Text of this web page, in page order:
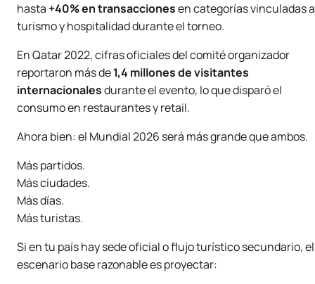
hasta +40% en transaccionesen categorías vinculadas a
turismo y hospitalidad durante el torneo.
En Qatar 2022, cifras oficiales del comité organizador
reportaron más de1,4 millones de visitantes
internacionalesdurante el evento, lo que disparó el
consumo en restaurantes y retail.
Ahora bien: el Mundial 2026 será más grande que ambos.
Más partidos.
Más ciudades.
Más días.
Más turistas.
Si en tu país hay sede oficial o flujo turístico secundario, el
escenario base razonable es proyectar: